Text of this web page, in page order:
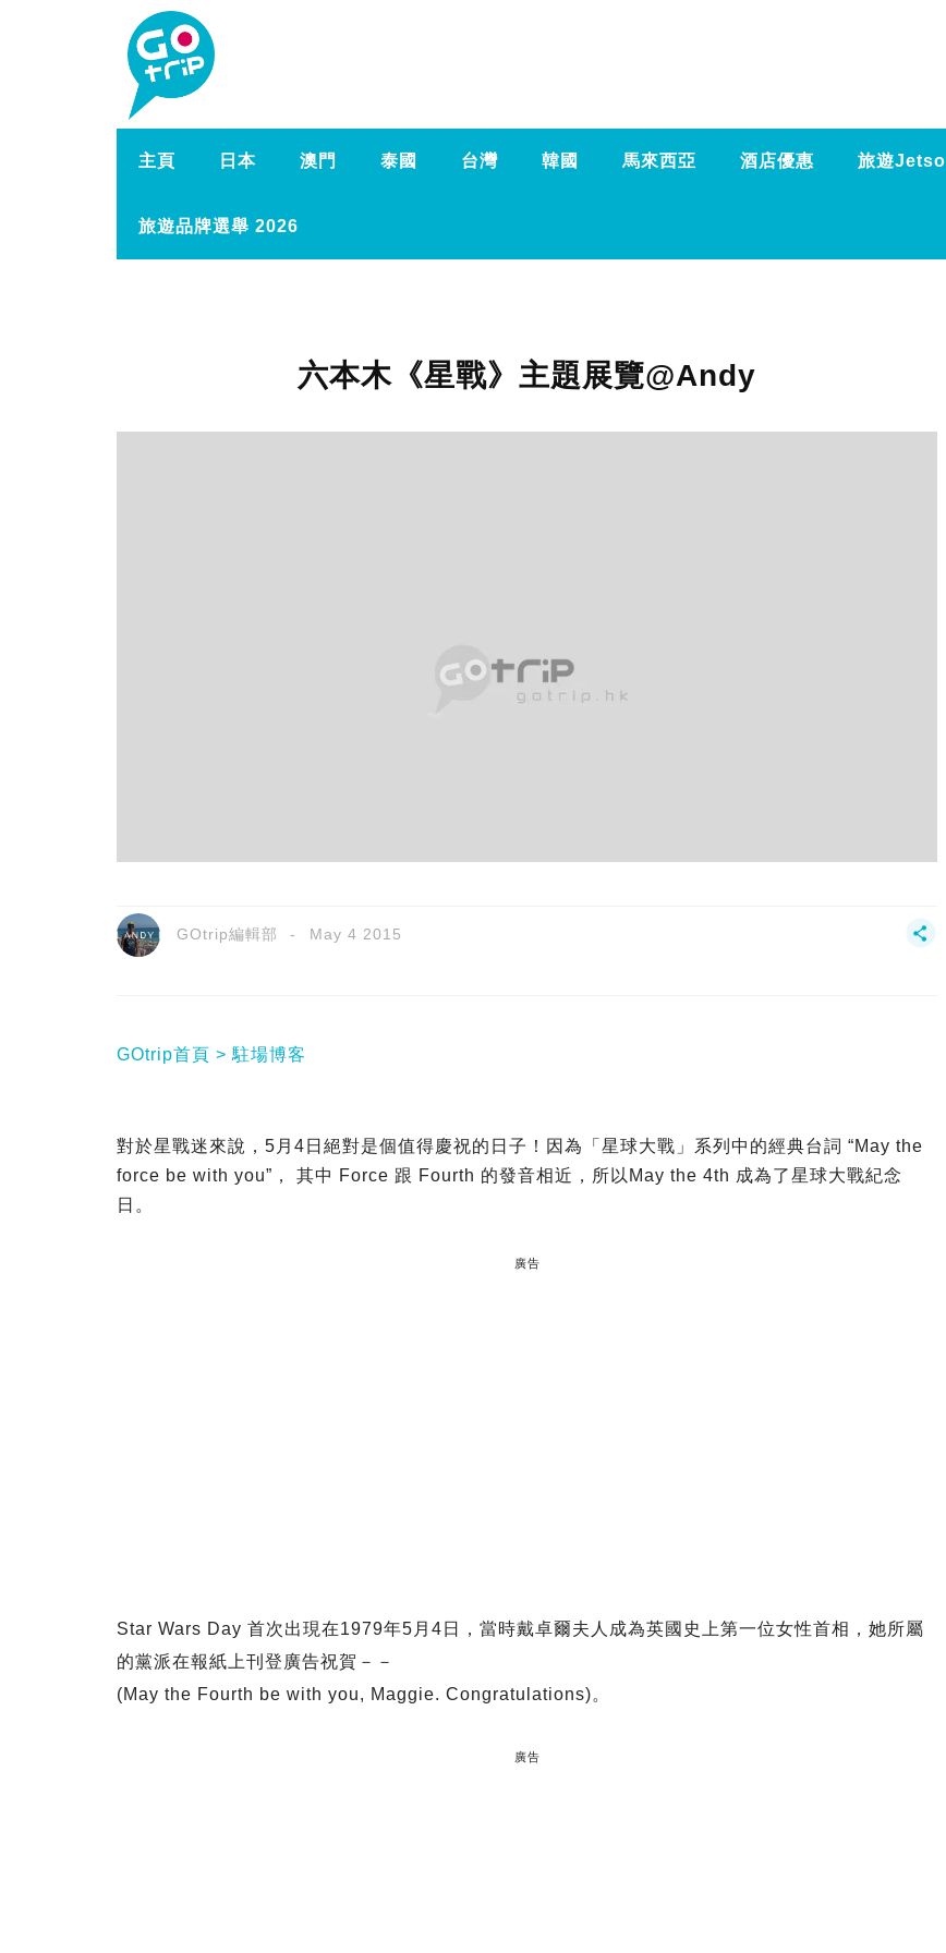
主頁 日本 澳門 泰國 台灣 韓國 馬來西亞 酒店優惠 旅遊Jetso
旅遊品牌選舉 2026
六本木《星戰》主題展覽@Andy
GOtrip編輯部 May 4 2015
GOtrip首頁 駐場博客
對於星戰迷來說，5月4日絕對是個值得慶祝的日子！因為「星球大戰」系列中的經典台詞 “May the
force be with you”， 其中 Force 跟 Fourth 的發音相近，所以May the 4th 成為了星球大戰紀念
日。
廣告
Star Wars Day 首次出現在1979年5月4日，當時戴卓爾夫人成為英國史上第一位女性首相，她所屬
的黨派在報紙上刊登廣告祝賀－－
(May the Fourth be with you, Maggie. Congratulations)。
廣告